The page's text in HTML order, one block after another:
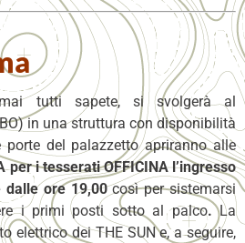
tutti sapete, si svolgerà al
in una struttura con disponibilità
del palazzetto apriranno alle
per i tesserati OFFICINA l’ingresso
dalle ore 19,00così per sistemarsi
i primi posti sotto al palco.La
elettrico dei THE SUN e, a seguire,